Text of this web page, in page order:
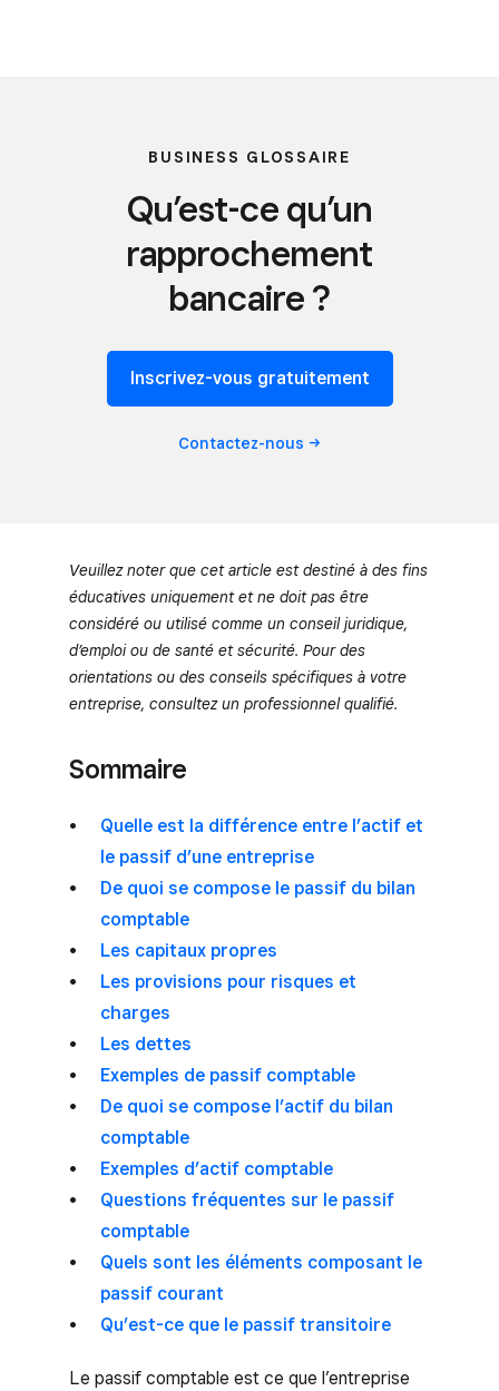
BUSINESS GLOSSAIRE
Qu’est-ce qu’un
rapprochement
bancaire ?
Inscrivez-vous gratuitement
Contactez-nous
Veuillez noter que cet article est destiné à des fins
éducatives uniquement et ne doit pas être
considéré ou utilisé comme un conseil juridique,
d’emploi ou de santé et sécurité. Pour des
orientations ou des conseils spécifiques à votre
entreprise, consultez un professionnel qualifié.
Sommaire
Quelle est la différence entre l’actif et
le passif d’une entreprise
De quoi se compose le passif du bilan
comptable
Les capitaux propres
Les provisions pour risques et
charges
Les dettes
Exemples de passif comptable
De quoi se compose l’actif du bilan
comptable
Exemples d’actif comptable
Questions fréquentes sur le passif
comptable
Quels sont les éléments composant le
passif courant
Qu’est-ce que le passif transitoire
Le passif comptable est ce que l’entreprise